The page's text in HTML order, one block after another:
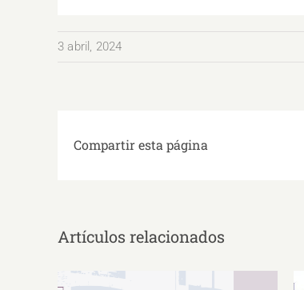
3 abril, 2024
Compartir esta página
Artículos relacionados